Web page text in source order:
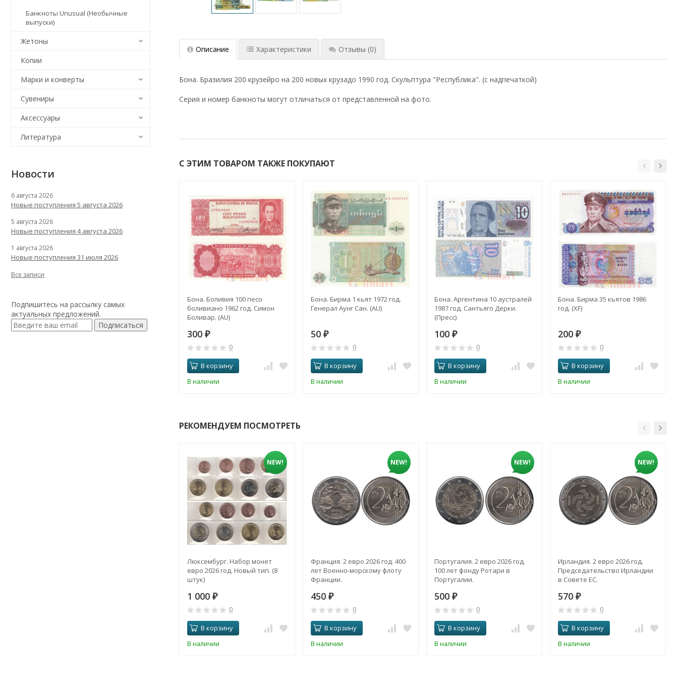
Описание Характеристики Отзывы (0)
Бона. Бразилия 200 крузейро на 200 новых крузадо 1990 год. Скульптура "Республика". (с надпечаткой)
Серия и номер банкноты могут отличаться от представленной на фото.
С ЭТИМ ТОВАРОМ ТАКЖЕ ПОКУПАЮТ
Бона. Боливия 100 песо
боливиано 1962 год. Симон
Боливар. (AU)
300 ₽
0
В корзину
В наличии
Бона. Бирма 1 кьят 1972 год.
Генерал Аунг Сан. (AU)
50 ₽
0
В корзину
В наличии
Бона. Аргентина 10 аустралей
1987 год. Сантьяго Дерки.
(Пресс)
100 ₽
0
В корзину
В наличии
Бона. Бирма 35 кьятов 1986
год. (XF)
200 ₽
0
В корзину
В наличии
РЕКОМЕНДУЕМ ПОСМОТРЕТЬ
NEW!
Люксембург. Набор монет
евро 2026 год. Новый тип. (8
штук)
1 000 ₽
0
В корзину
В наличии
NEW!
Франция. 2 евро 2026 год. 400
лет Военно-морскому флоту
Франции.
450 ₽
0
В корзину
В наличии
NEW!
Португалия. 2 евро 2026 год.
100 лет фонду Ротари в
Португалии.
500 ₽
0
В корзину
В наличии
NEW!
Ирландия. 2 евро 2026 год.
Председательство Ирландии
в Совете ЕС.
570 ₽
0
В корзину
В наличии
Банкноты Unusual (Необычные
выпуски)
Жетоны
Копии
Марки и конверты
Сувениры
Аксессуары
Литература
Новости
6 августа 2026
Новые поступления 5 августа 2026
5 августа 2026
Новые поступления 4 августа 2026
1 августа 2026
Новые поступления 31 июля 2026
Все записи
Подпишитесь на рассылку самых
актуальных предложений.
Подписаться